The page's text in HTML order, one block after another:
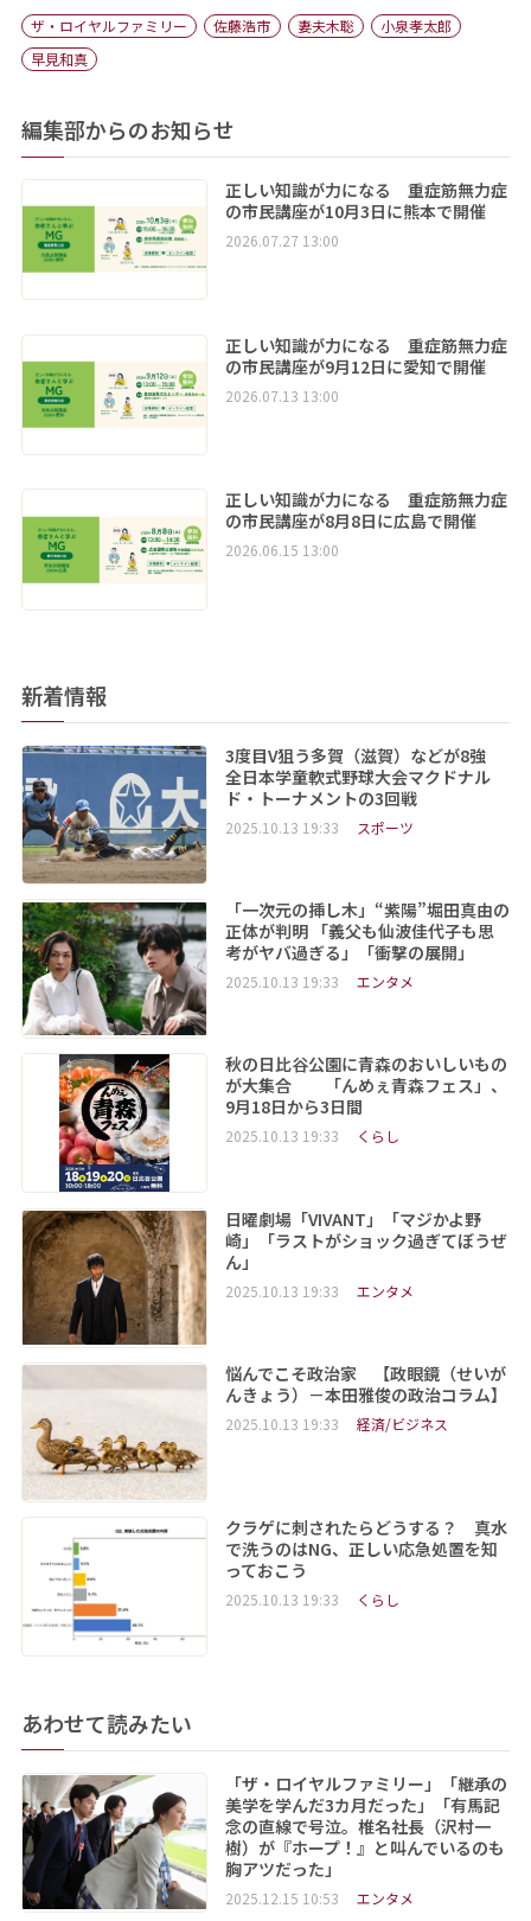
ザ・ロイヤルファミリー 佐藤浩市 妻夫木聡
小泉孝太郎
早見和真
編集部からのお知らせ
正しい知識が力になる 重症筋無力症
の市民講座が10月3日に熊本で開催
2026.07.27 13:00
正しい知識が力になる 重症筋無力症
の市民講座が9月12日に愛知で開催
2026.07.13 13:00
正しい知識が力になる 重症筋無力症
の市民講座が8月8日に広島で開催
2026.06.15 13:00
新着情報
3度目V狙う多賀（滋賀）などが8強
全日本学童軟式野球大会マクドナル
ド・トーナメントの3回戦
2025.10.13 19:33 スポーツ
「一次元の挿し木」“紫陽”堀田真由の
正体が判明 「義父も仙波佳代子も思
考がヤバ過ぎる」「衝撃の展開」
2025.10.13 19:33 エンタメ
秋の日比谷公園に青森のおいしいもの
が大集合 「んめぇ青森フェス」、
9月18日から3日間
2025.10.13 19:33 くらし
日曜劇場「VIVANT」「マジかよ野
崎」「ラストがショック過ぎてぼうぜ
ん」
2025.10.13 19:33 エンタメ
悩んでこそ政治家 【政眼鏡（せいが
んきょう）－本田雅俊の政治コラム】
2025.10.13 19:33 経済/ビジネス
クラゲに刺されたらどうする？ 真水
で洗うのはNG、正しい応急処置を知
っておこう
2025.10.13 19:33 くらし
あわせて読みたい
「ザ・ロイヤルファミリー」「継承の
美学を学んだ3カ月だった」「有馬記
念の直線で号泣。椎名社長（沢村一
樹）が『ホープ！』と叫んでいるのも
胸アツだった」
2025.12.15 10:53 エンタメ